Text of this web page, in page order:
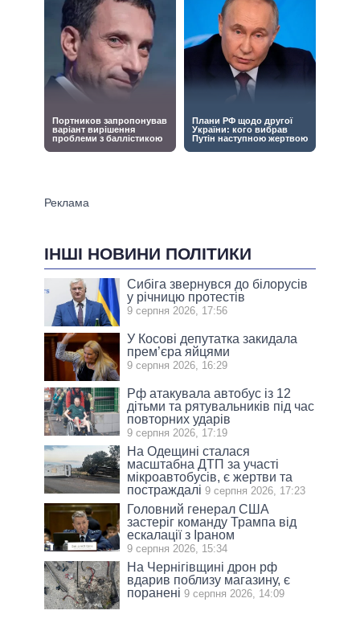
ІНШІ НОВИНИ ПОЛІТИКИ
Сибіга звернувся до білорусів
у річницю протестів
9 серпня 2026, 17:56
У Косові депутатка закидала
прем’єра яйцями
9 серпня 2026, 16:29
Рф атакувала автобус із 12
дітьми та рятувальників під час
повторних ударів
9 серпня 2026, 17:19
На Одещині сталася
масштабна ДТП за участі
мікроавтобусів, є жертви та
постраждалі 9 серпня 2026, 17:23
Головний генерал США
застеріг команду Трампа від
ескалації з Іраном
9 серпня 2026, 15:34
На Чернігівщині дрон рф
вдарив поблизу магазину, є
поранені 9 серпня 2026, 14:09